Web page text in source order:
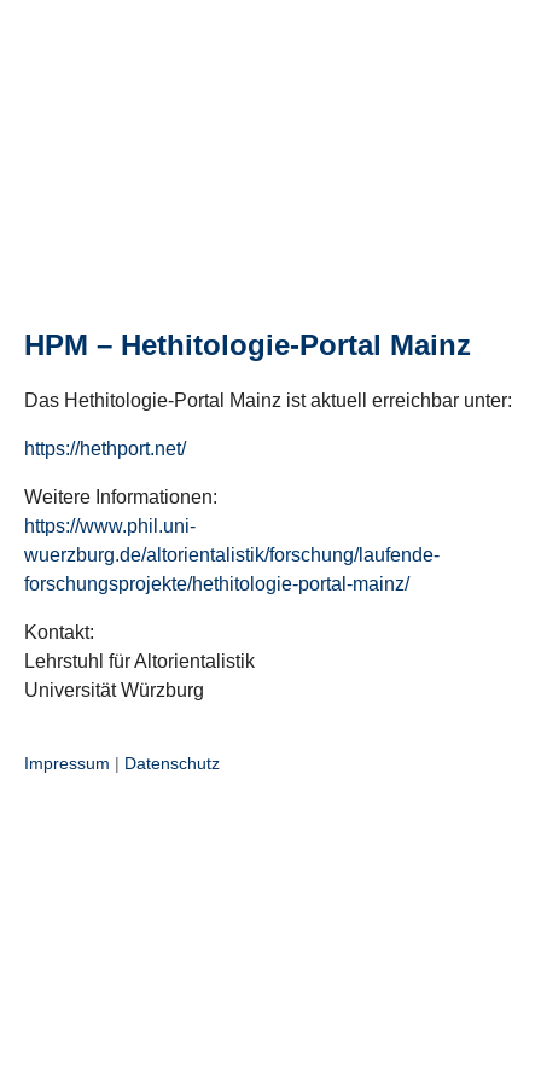
HPM – Hethitologie-Portal Mainz
Das Hethitologie-Portal Mainz ist aktuell erreichbar unter:
https://hethport.net/
Weitere Informationen:
https://www.phil.uni-
wuerzburg.de/altorientalistik/forschung/laufende-
forschungsprojekte/hethitologie-portal-mainz/
Kontakt:
Lehrstuhl für Altorientalistik
Universität Würzburg
Impressum | Datenschutz